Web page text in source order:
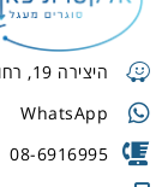
היצירה 19, רחובות
WhatsApp
08-6916995